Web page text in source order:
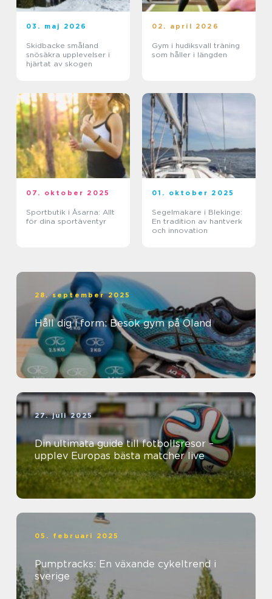
03. maj 2026
Skidbacke småland
snösäkra upplevelser i
hjärtat av skogen
02. april 2026
Gym i hudiksvall träning
som håller i längden
07. oktober 2025
Sportbutik i Åsarna: Allt
för dina sportäventyr
01. oktober 2025
Segelmakare i Blekinge:
En tradition av hantverk
och innovation
28. september 2025
Håll dig i form: Besök gym på Öland
27. juli 2025
Din ultimata guide till fotbollsresor –
upplev Europas bästa matcher live
05. februari 2025
Pumptracks: En växande cykeltrend i
sverige